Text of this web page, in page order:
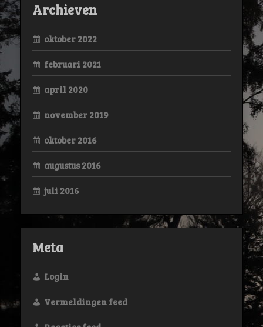
Archieven
oktober 2022
februari 2021
april 2020
november 2019
oktober 2016
augustus 2016
juli 2016
Meta
Login
Vermeldingen feed